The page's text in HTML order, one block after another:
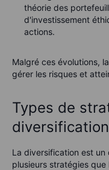
théorie des
d'investissement
actions.
Malgré ces évolutions,
gérer les risques et
Types de
diversification
La diversification est
plusieurs stratégies